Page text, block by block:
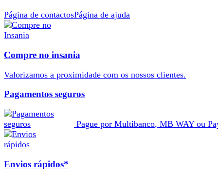
Página de contactosPágina de ajuda
Compre no insania
Valorizamos a proximidade com os nossos clientes.
Pagamentos seguros
Pague por Multibanco, MB WAYou
Envios rápidos*